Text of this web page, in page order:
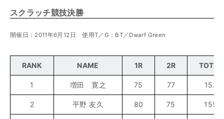
スクラッチ競技決勝
開催日：2011年6月12日 使用T／G：BT／Dwarf Green
RANK NAME 1R 2R TOTAL
1 増田 寛之 75 77 152
2 平野 友久 80 75 155